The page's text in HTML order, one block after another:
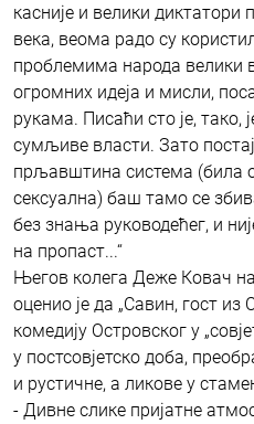
касније и велики диктатори
века, веома радо су
проблемима народа велики
огромних идеја и мисли,
рукама. Писаћи сто је, тако,
сумљиве власти. Зато
прљавштина система (била
сексуална) баш тамо се
без знања руководећег, и
на пропаст...“
Његов колега Деже Ковач
оценио је да „Савин, гост
комедију Островског у
у постсовјетско доба,
и рустичне, а ликове у
- Дивне слике пријатне